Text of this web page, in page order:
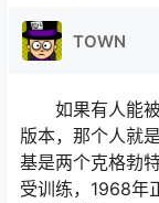
TOWN
如果有人能
版本，那个人就
基是两个克格勃
受训练，1968年